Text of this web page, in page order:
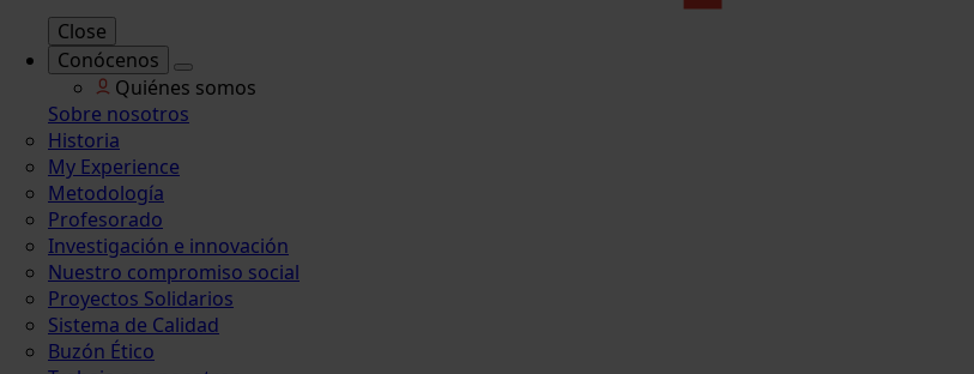
Close
Conócenos
Quiénes somos
Sobre nosotros
Historia
My Experience
Metodología
Profesorado
Investigación e innovación
Nuestro compromiso social
Proyectos Solidarios
Sistema de Calidad
Buzón Ético